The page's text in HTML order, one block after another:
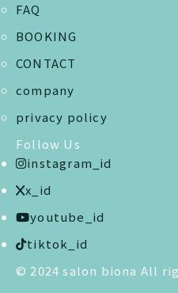
FAQ
BOOKING
CONTACT
company
privacy policy
Follow Us
instagram_id
x_id
youtube_id
tiktok_id
© 2024 salon biona All